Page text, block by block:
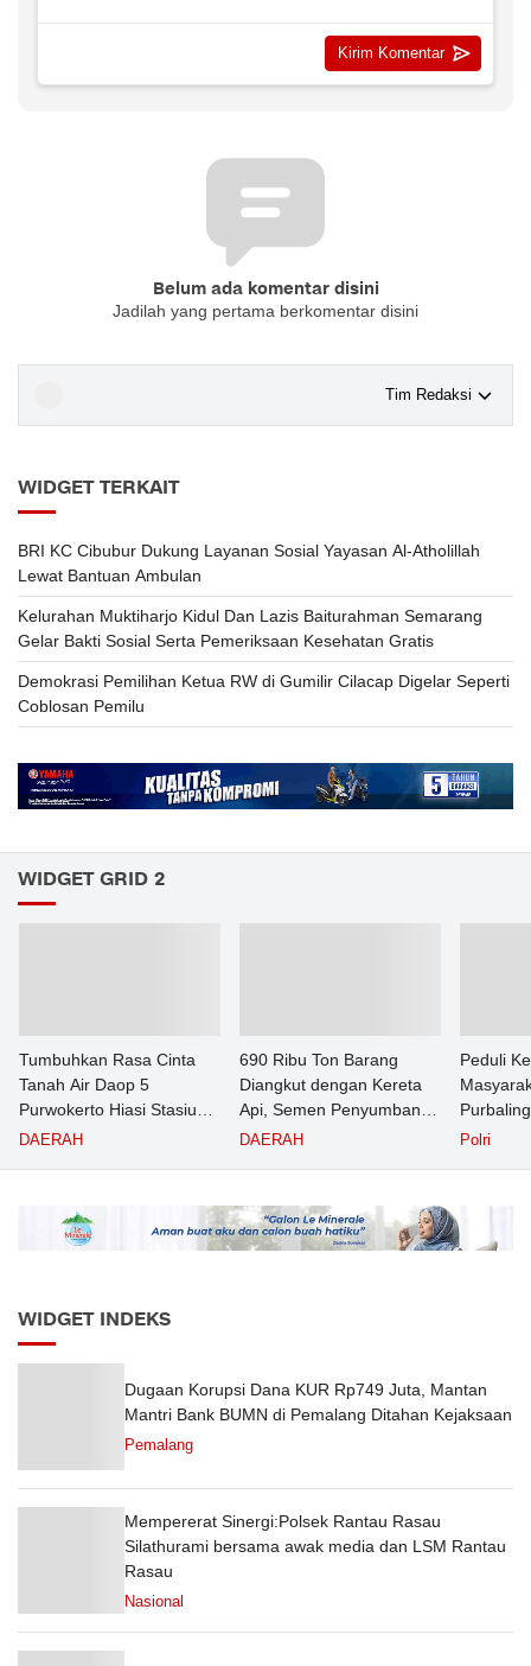
Belum ada komentar disini
Jadilah yang pertama berkomentar disini
Tim Redaksi
WIDGET TERKAIT
BRI KC Cibubur Dukung Layanan Sosial Yayasan Al-Atholillah
Lewat Bantuan Ambulan
Kelurahan Muktiharjo Kidul Dan Lazis Baiturahman Semarang
Gelar Bakti Sosial Serta Pemeriksaan Kesehatan Gratis
Demokrasi Pemilihan Ketua RW di Gumilir Cilacap Digelar Seperti
Coblosan Pemilu
WIDGET GRID 2
Tumbuhkan Rasa Cinta
Tanah Air Daop 5
Purwokerto Hiasi Stasiun
dengan Ornamen
DAERAH
690 Ribu Ton Barang
Diangkut dengan Kereta
Api, Semen Penyumbang
Volume Terbesar
Semester 1 Tahun 2026
DAERAH
Peduli
Pasien
Polri
WIDGET INDEKS
Dugaan Korupsi Dana KUR Rp749 Juta, Mantan
Mantri Bank BUMN di Pemalang Ditahan Kejaksaan
Pemalang
Mempererat Sinergi:Polsek Rantau Rasau
Silathurami bersama awak media dan LSM Rantau
Rasau
Nasional